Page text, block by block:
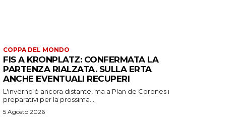
COPPA DEL MONDO
FIS A KRONPLATZ: CONFERMATA LA
PARTENZA RIALZATA. SULLA ERTA
ANCHE EVENTUALI RECUPERI
L'inverno è ancora distante, ma a Plan de Corones i
preparativi per la prossima...
5 Agosto 2026